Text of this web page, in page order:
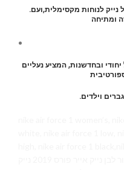
.הנעל מצויידת בכרית אוויר מכוסה של נייק לנוחות מקסימלית,ועם
ומתיחה
וילדים